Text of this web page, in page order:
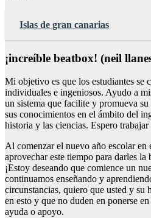
Islas de gran canarias
¡increíble beatbox! (neil
Mi objetivo es que los estudiantes se
individuales e ingeniosos. Ayudo a
un sistema que facilite y promueva
sus conocimientos en el ámbito del
historia y las ciencias. Espero
Al comenzar el nuevo año escolar
aprovechar este tiempo para darles
¡Estoy deseando que comience un
continuamos enseñando y
circunstancias, quiero que usted y su
en esto y que no duden en ponerse
ayuda o apoyo.